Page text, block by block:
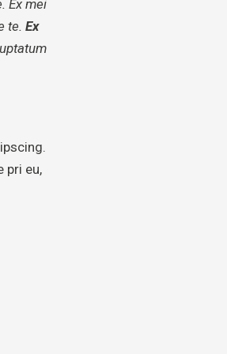
Ex mei
te. Ex
pri eu,